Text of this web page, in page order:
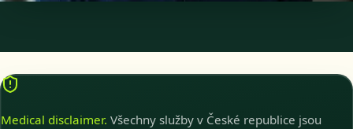
Medical disclaimer. Všechny služby v České republice jsou